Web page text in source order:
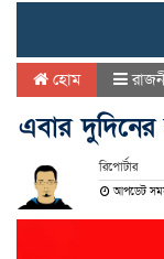
হোম
এবার দুদিনের
রিপোর্টার
আপডেট সময়